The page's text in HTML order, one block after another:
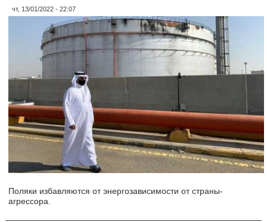
чт, 13/01/2022 - 22:07
Поляки избавляются от энергозависимости от страны-
агрессора.